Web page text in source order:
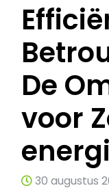
De
voor
30 augustus